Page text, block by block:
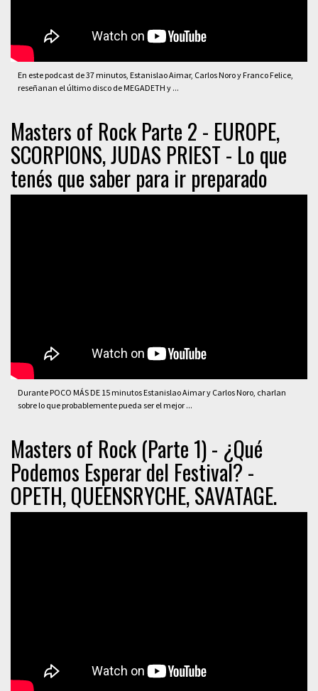
En este podcast de 37 minutos, Estanislao Aimar, Carlos Noro y Franco Felice,
reseñanan el último disco de MEGADETH y ...
Masters of Rock Parte 2 - EUROPE,
SCORPIONS, JUDAS PRIEST - Lo que
tenés que saber para ir preparado
Durante POCO MÁS DE 15 minutos Estanislao Aimar y Carlos Noro, charlan
sobre lo que probablemente pueda ser el mejor ...
Masters of Rock (Parte 1) - ¿Qué
Podemos Esperar del Festival? -
OPETH, QUEENSRYCHE, SAVATAGE.